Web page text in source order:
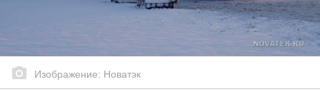
Изображение: Новатэк